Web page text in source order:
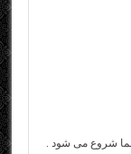
شروع می شود .